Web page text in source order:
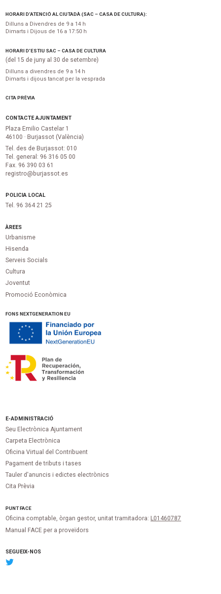
HORARI D’ATENCIÓ AL CIUTADÀ (SAC – CASA DE CULTURA):
Dilluns a Divendres de 9 a 14 h
Dimarts i Dijous de 16 a 17:50 h
HORARI D’ESTIU SAC – CASA DE CULTURA
(del 15 de juny al 30 de setembre)
Dilluns a divendres de 9 a 14 h
Dimarts i dijous tancat per la vesprada
CITA PRÈVIA
CONTACTE AJUNTAMENT
Plaza Emilio Castelar 1
46100 · Burjassot (València)
Tel. des de Burjassot: 010
Tel. general: 96 316 05 00
Fax. 96 390 03 61
registro@burjassot.es
POLICIA LOCAL
Tel. 96 364 21 25
ÀREES
Urbanisme
Hisenda
Serveis Socials
Cultura
Joventut
Promoció Econòmica
FONS NEXTGENERATION EU
E-ADMINISTRACIÓ
Seu Electrònica Ajuntament
Carpeta Electrònica
Oficina Virtual del Contribuent
Pagament de tributs i tases
Tauler d'anuncis i edictes electrònics
Cita Prèvia
PUNTFACE
Oficina comptable, òrgan gestor, unitat tramitadora: L01460787
Manual FACE per a proveïdors
SEGUEIX-NOS